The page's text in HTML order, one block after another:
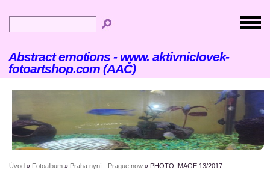
Abstract emotions - www. aktivniclovek-
fotoartshop.com (AAČ)
Úvod » Fotoalbum » Praha nyní - Prague now » PHOTO IMAGE 13/2017